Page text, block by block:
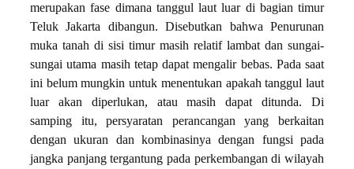
merupakan fase dimana tanggul laut luar di bagian timur
Teluk Jakarta dibangun. Disebutkan bahwa Penurunan
muka tanah di sisi timur masih relatif lambat dan sungai-
sungai utama masih tetap dapat mengalir bebas. Pada saat
ini belum mungkin untuk menentukan apakah tanggul laut
luar akan diperlukan, atau masih dapat ditunda. Di
samping itu, persyaratan perancangan yang berkaitan
dengan ukuran dan kombinasinya dengan fungsi pada
jangka panjang tergantung pada perkembangan di wilayah